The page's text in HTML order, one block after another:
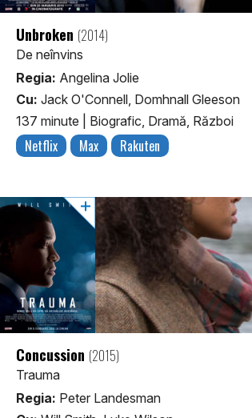
Unbroken (2014)
De neînvins
Regia: Angelina Jolie
Cu: Jack O'Connell, Domhnall Gleeson
137 minute
Biografic, Dramă, Război
Netflix Max Rakuten
Concussion (2015)
Trauma
Regia: Peter Landesman